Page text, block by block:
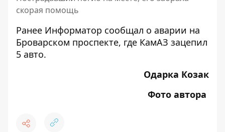
скорая помощь
Ранее Информатор сообщал о аварии на
Броварском проспекте, где КамАЗ зацепил
5 авто.
Одарка Козак
Фото автора